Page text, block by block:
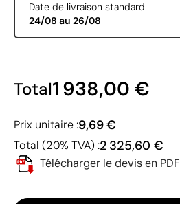
Date de livraison standard
24/08 au 26/08
Total1 938,00 €
Prix unitaire :9,69 €
Total (20% TVA) :2 325,60 €
Télécharger le devis en PDF